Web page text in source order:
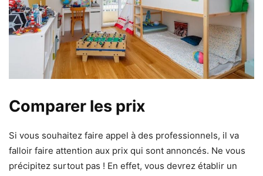
Comparer les prix
Si vous souhaitez faire appel à des professionnels, il va
falloir faire attention aux prix qui sont annoncés. Ne vous
précipitez surtout pas ! En effet, vous devrez établir un